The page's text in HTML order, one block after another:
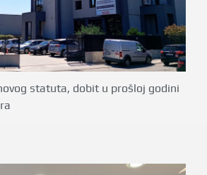
statuta, dobit u prošloj godini